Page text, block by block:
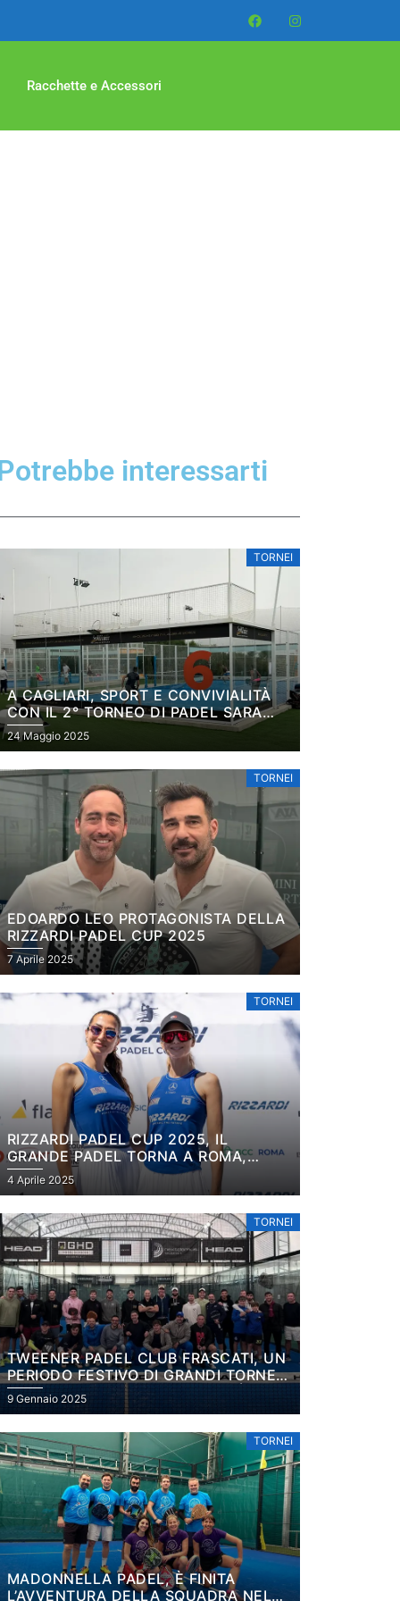
Racchette e Accessori
interessarti
TORNEI
A CAGLIARI, SPORT E CONVIVIALITÀ
CON IL 2° TORNEO DI PADEL SARA
CUP IN PROGRAMMA IL 14 GIUGNO
24 Maggio 2025
TORNEI
EDOARDO LEO PROTAGONISTA DELLA
RIZZARDI PADEL CUP 2025
7 Aprile 2025
TORNEI
RIZZARDI PADEL CUP 2025, IL
GRANDE PADEL TORNA A ROMA,
SABAUDIA E IN SARDEGNA
4 Aprile 2025
TORNEI
TWEENER PADEL CLUB FRASCATI, UN
PERIODO FESTIVO DI GRANDI TORNEI:
NEL PLATINUM VINCONO SCARÀ E DE
9 Gennaio 2025
TORNEI
MADONNELLA PADEL, È FINITA
L’AVVENTURA DELLA SQUADRA NEL